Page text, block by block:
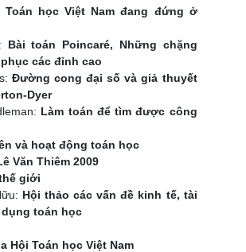
Toán học Việt Nam đang đứng ở
Bài toán Poincaré, Những chặng
các đỉnh cao
Đường cong đại số và giả thuyết
Dyer
Làm toán để tìm được công
và hoạt động toán học
Văn Thiêm 2009
giới
Hội thảo các vấn đề kinh tế, tài
toán học
Hội Toán học Việt Nam